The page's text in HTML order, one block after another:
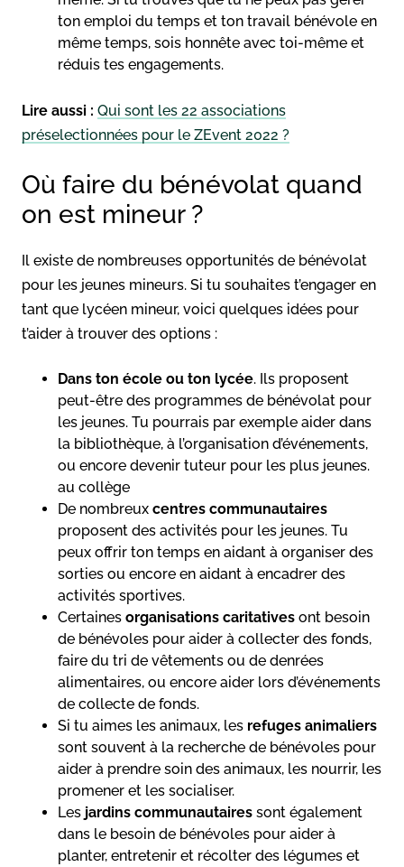
ton emploi du temps et ton travail bénévole en
même temps, sois honnête avec toi-même et
réduis tes engagements.
Lire aussi : Qui sont les 22 associations
préselectionnées pour le ZEvent 2022 ?
Où faire du bénévolat quand
on est mineur ?
Il existe de nombreuses opportunités de bénévolat
pour les jeunes mineurs. Si tu souhaites t’engager en
tant que lycéen mineur, voici quelques idées pour
t’aider à trouver des options :
Dans ton école ou ton lycée. Ils proposent
peut-être des programmes de bénévolat pour
les jeunes. Tu pourrais par exemple aider dans
la bibliothèque, à l’organisation d’événements,
ou encore devenir tuteur pour les plus jeunes.
au collège
De nombreux centres communautaires
proposent des activités pour les jeunes. Tu
peux offrir ton temps en aidant à organiser des
sorties ou encore en aidant à encadrer des
activités sportives.
Certaines organisations caritatives ont besoin
de bénévoles pour aider à collecter des fonds,
faire du tri de vêtements ou de denrées
alimentaires, ou encore aider lors d’événements
de collecte de fonds.
Si tu aimes les animaux, les refuges animaliers
sont souvent à la recherche de bénévoles pour
aider à prendre soin des animaux, les nourrir, les
promener et les socialiser.
Les jardins communautaires sont également
dans le besoin de bénévoles pour aider à
planter, entretenir et récolter des légumes et